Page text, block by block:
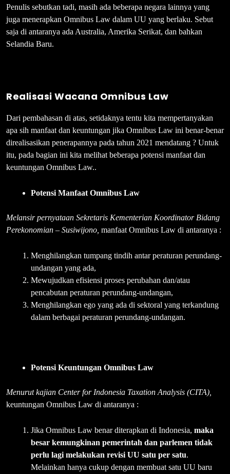
Penulis sebutkan tadi, masih ada beberapa negara lainnya yang
juga menerapkan Omnibus Law dalam UU yang berlaku. Sebut
saja di antaranya ada Australia, Amerika Serikat, dan bahkan
Selandia Baru.
Realisasi Wacana Omnibus Law
Dari pembahasan di atas, setidaknya tentu kita mempertanyakan
apa sih manfaat dan keuntungan jika Omnibus Law ini benar-benar
direalisasikan penerapannya pada tahun 2021 mendatang ? Untuk
itu, pada bagian ini kita melihat beberapa potensi manfaat dan
keuntungan Omnibus Law..
Potensi Manfaat Omnibus Law
Melansir pernyataan Sekretaris Kementerian Koordinator Bidang
Perekonomian – Susiwijono, manfaat Omnibus Law di antaranya :
Menghilangkan tumpang tindih antar peraturan perundang-
undangan yang ada,
Mewujudkan efisiensi proses perubahan dan/atau
pencabutan peraturan perundang-undangan,
Menghilangkan ego yang ada di sektoral yang terkandung
dalam berbagai peraturan perundang-undangan.
Potensi Keuntungan Omnibus Law
Menurut kajian Center for Indonesia Taxation Analysis (CITA),
keuntungan Omnibus Law di antaranya :
Jika Omnibus Law benar diterapkan di Indonesia, maka
besar kemungkinan pemerintah dan parlemen tidak
perlu lagi melakukan revisi UU satu per satu.
Melainkan hanya cukup dengan membuat satu UU baru